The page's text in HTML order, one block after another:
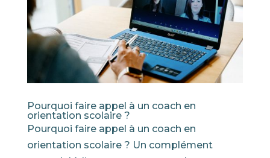
Pourquoi faire appel à un coach en
orientation scolaire ?
Pourquoi faire appel à un coach en
orientation scolaire ? Un complément